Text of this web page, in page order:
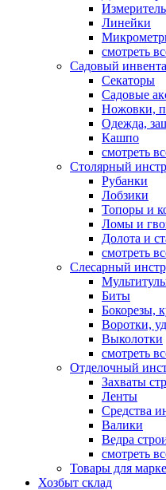
Линейки
смотреть
Садовый
Секаторы
Садовые
Ножовки,
Одежда,
Кашпо
смотреть
Столярный
Рубанки
Лобзики
Топоры и
Ломы и
Долота и
смотреть
Слесарный
Биты
Бокорезы,
Воротки,
Выколотки
смотреть
Отделочный
Захваты
Ленты
Средства
Валики
Ведра
смотреть
Товары для
Хозбыт склад